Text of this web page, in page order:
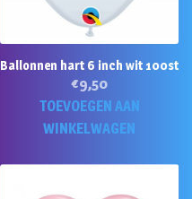
Ballonnen hart 6 inch wit 100st
€9,50
TOEVOEGEN AAN
WINKELWAGEN